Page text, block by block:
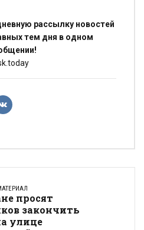
рассылку новостей
тем дня в одном
просят
закончить
улице